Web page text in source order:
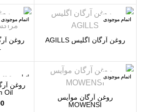
اتمام موجودی
روغن آرگان اگلیس AGILLS
اتمام موجودی
روغن
اتمام موجودی
روغن آرگان موآیس
MOWENSI
اتمام موجودی
Oil